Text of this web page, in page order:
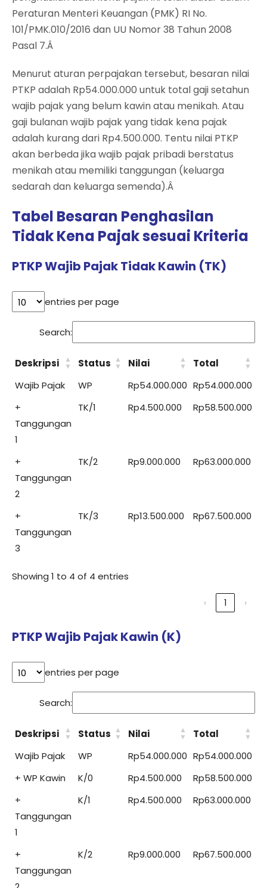
Peraturan Menteri Keuangan (PMK) RI No.
101/PMK.010/2016 dan UU Nomor 38 Tahun 2008
Pasal 7.Â
Menurut aturan perpajakan tersebut, besaran nilai
PTKP adalah Rp54.000.000 untuk total gaji setahun
wajib pajak yang belum kawin atau menikah. Atau
gaji bulanan wajib pajak yang tidak kena pajak
adalah kurang dari Rp4.500.000. Tentu nilai PTKP
akan berbeda jika wajib pajak pribadi berstatus
menikah atau memiliki tanggungan (keluarga
sedarah dan keluarga semenda).Â
Tabel Besaran Penghasilan
Tidak Kena Pajak sesuai Kriteria
PTKP Wajib Pajak Tidak Kawin (TK)
entries per page
Search:
Deskripsi Status Nilai
Total
Wajib Pajak
WP Rp54.000.000 Rp54.000.000
+
Tanggungan
1
TK/1 Rp4.500.000 Rp58.500.000
+
Tanggungan
2
TK/2 Rp9.000.000 Rp63.000.000
+
Tanggungan
3
TK/3 Rp13.500.000 Rp67.500.000
Showing 1 to 4 of 4 entries
‹ 1 ›
PTKP Wajib Pajak Kawin (K)
entries per page
Search:
Deskripsi Status Nilai
Total
Wajib Pajak
WP Rp54.000.000 Rp54.000.000
+ WP Kawin
K/0 Rp4.500.000
Rp58.500.000
+
Tanggungan
1
K/1 Rp4.500.000 Rp63.000.000
+
Tanggungan
K/2 Rp9.000.000 Rp67.500.000